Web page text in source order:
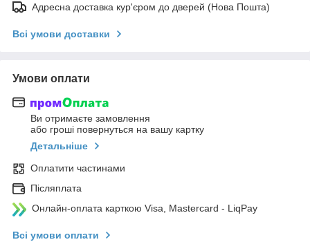
Адресна доставка кур'єром до дверей (Нова Пошта)
Всі умови доставки
Умови оплати
Ви отримаєте замовлення
або гроші повернуться на вашу картку
Детальніше
Оплатити частинами
Післяплата
Онлайн-оплата карткою Visa, Mastercard - LiqPay
Всі умови оплати